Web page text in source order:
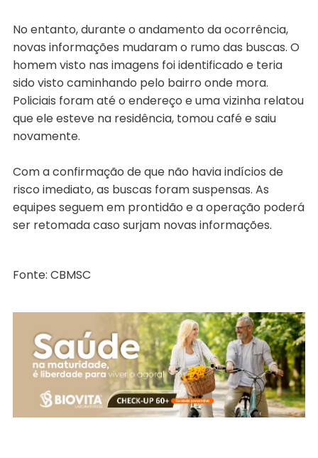
No entanto, durante o andamento da ocorrência,
novas informações mudaram o rumo das buscas. O
homem visto nas imagens foi identificado e teria
sido visto caminhando pelo bairro onde mora.
Policiais foram até o endereço e uma vizinha relatou
que ele esteve na residência, tomou café e saiu
novamente.
Com a confirmação de que não havia indícios de
risco imediato, as buscas foram suspensas. As
equipes seguem em prontidão e a operação poderá
ser retomada caso surjam novas informações.
Fonte: CBMSC